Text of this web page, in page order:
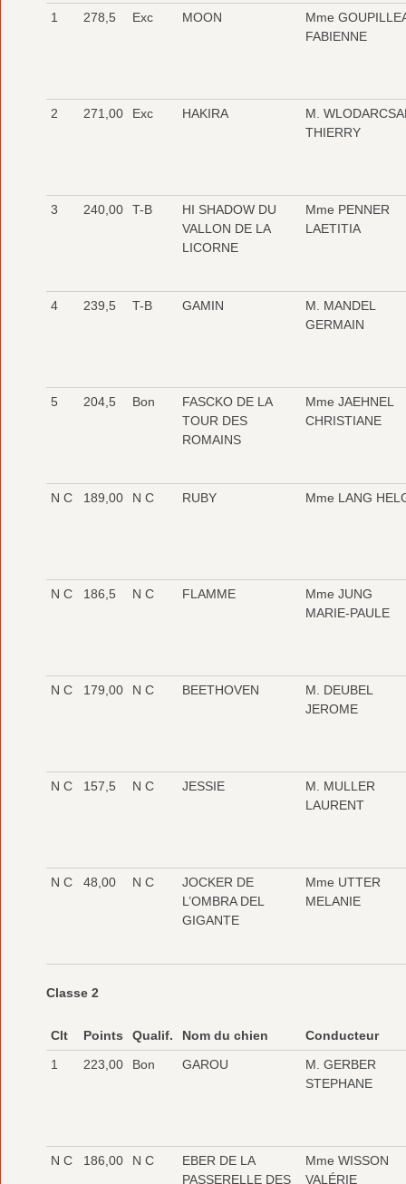
1
278,5 Exc MOON
Mme
FABIENNE
2 271,00 Exc HAKIRA
M.
THIERRY
3 240,00 T-B
HI SHADOW DU
VALLON DE LA
LICORNE
Mme PENNER
LAETITIA
4 239,5 T-B GAMIN
M. MANDEL
GERMAIN
5 204,5 Bon
FASCKO DE LA
TOUR DES
ROMAINS
Mme JAEHNEL
CHRISTIANE
N C 189,00 N C RUBY Mme LANG
N C 186,5 N C FLAMME
Mme JUNG
MARIE-PAULE
N C 179,00 N C BEETHOVEN
M. DEUBEL
JEROME
N C 157,5 N C JESSIE
M. MULLER
LAURENT
N C 48,00 N C
JOCKER DE
L’OMBRA DEL
GIGANTE
Mme UTTER
MELANIE
Classe 2
Clt Points Qualif. Nom du chien
Conducteur
1
223,00 Bon GAROU
M. GERBER
STEPHANE
N C 186,00 N C
EBER DE LA
PASSERELLE DES
Mme WISSON
VALÉRIE